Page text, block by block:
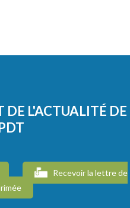
DE L'ACTUALITÉ DE
Recevoir la lettre de